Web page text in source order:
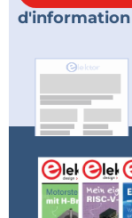
d'information